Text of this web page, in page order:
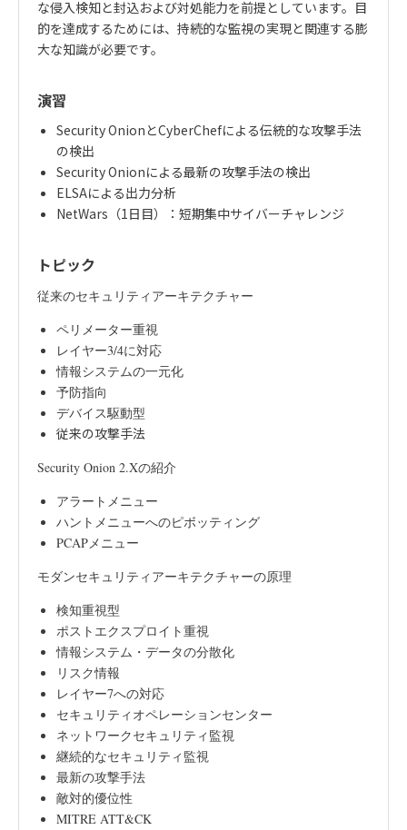
な侵入検知と封込および対処能力を前提としています。目
的を達成するためには、持続的な監視の実現と関連する膨
大な知識が必要です。
演習
Security OnionとCyberChefによる伝統的な攻撃手法
の検出
Security Onionによる最新の攻撃手法の検出
ELSAによる出力分析
NetWars（1日目）：短期集中サイバーチャレンジ
トピック
従来のセキュリティアーキテクチャー
ペリメーター重視
レイヤー3/4に対応
情報システムの一元化
予防指向
デバイス駆動型
従来の攻撃手法
Security Onion 2.Xの紹介
アラートメニュー
ハントメニューへのピボッティング
PCAPメニュー
モダンセキュリティアーキテクチャーの原理
検知重視型
ポストエクスプロイト重視
情報システム・データの分散化
リスク情報
レイヤー7への対応
セキュリティオペレーションセンター
ネットワークセキュリティ監視
継続的なセキュリティ監視
最新の攻撃手法
敵対的優位性
MITRE ATT&CK